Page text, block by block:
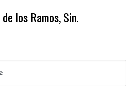
los Ramos, Sin.